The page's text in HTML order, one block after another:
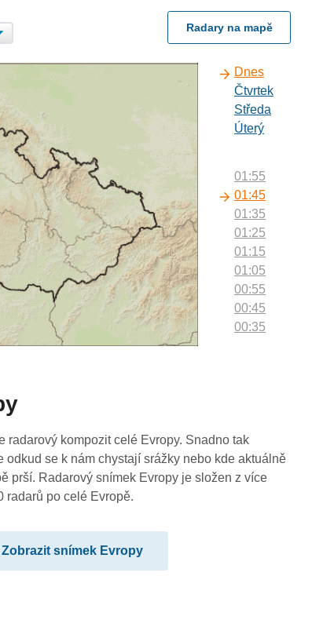
Radary na mapě
Dnes
Čtvrtek
Středa
Úterý
01:55
01:45
01:35
01:25
01:15
01:05
00:55
00:45
00:35
radarový kompozit celé Evropy. Snadno tak
odkud se k nám chystají srážky nebo kde aktuálně
prší. Radarový snímek Evropy je složen z více
radarů po celé Evropě.
Zobrazit snímek Evropy